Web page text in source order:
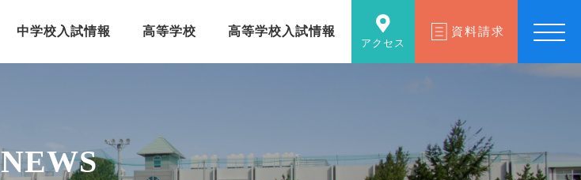
中学校入試情報 高等学校 高等学校入試情報
アクセス
資料請求
NEWS